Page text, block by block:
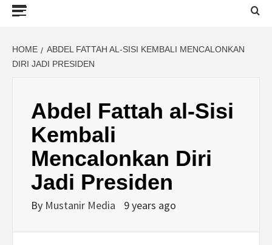
HOME
ABDEL FATTAH AL-SISI KEMBALI MENCALONKAN
DIRI JADI PRESIDEN
Abdel Fattah al-Sisi
Kembali
Mencalonkan Diri
Jadi Presiden
By Mustanir Media 9 years ago